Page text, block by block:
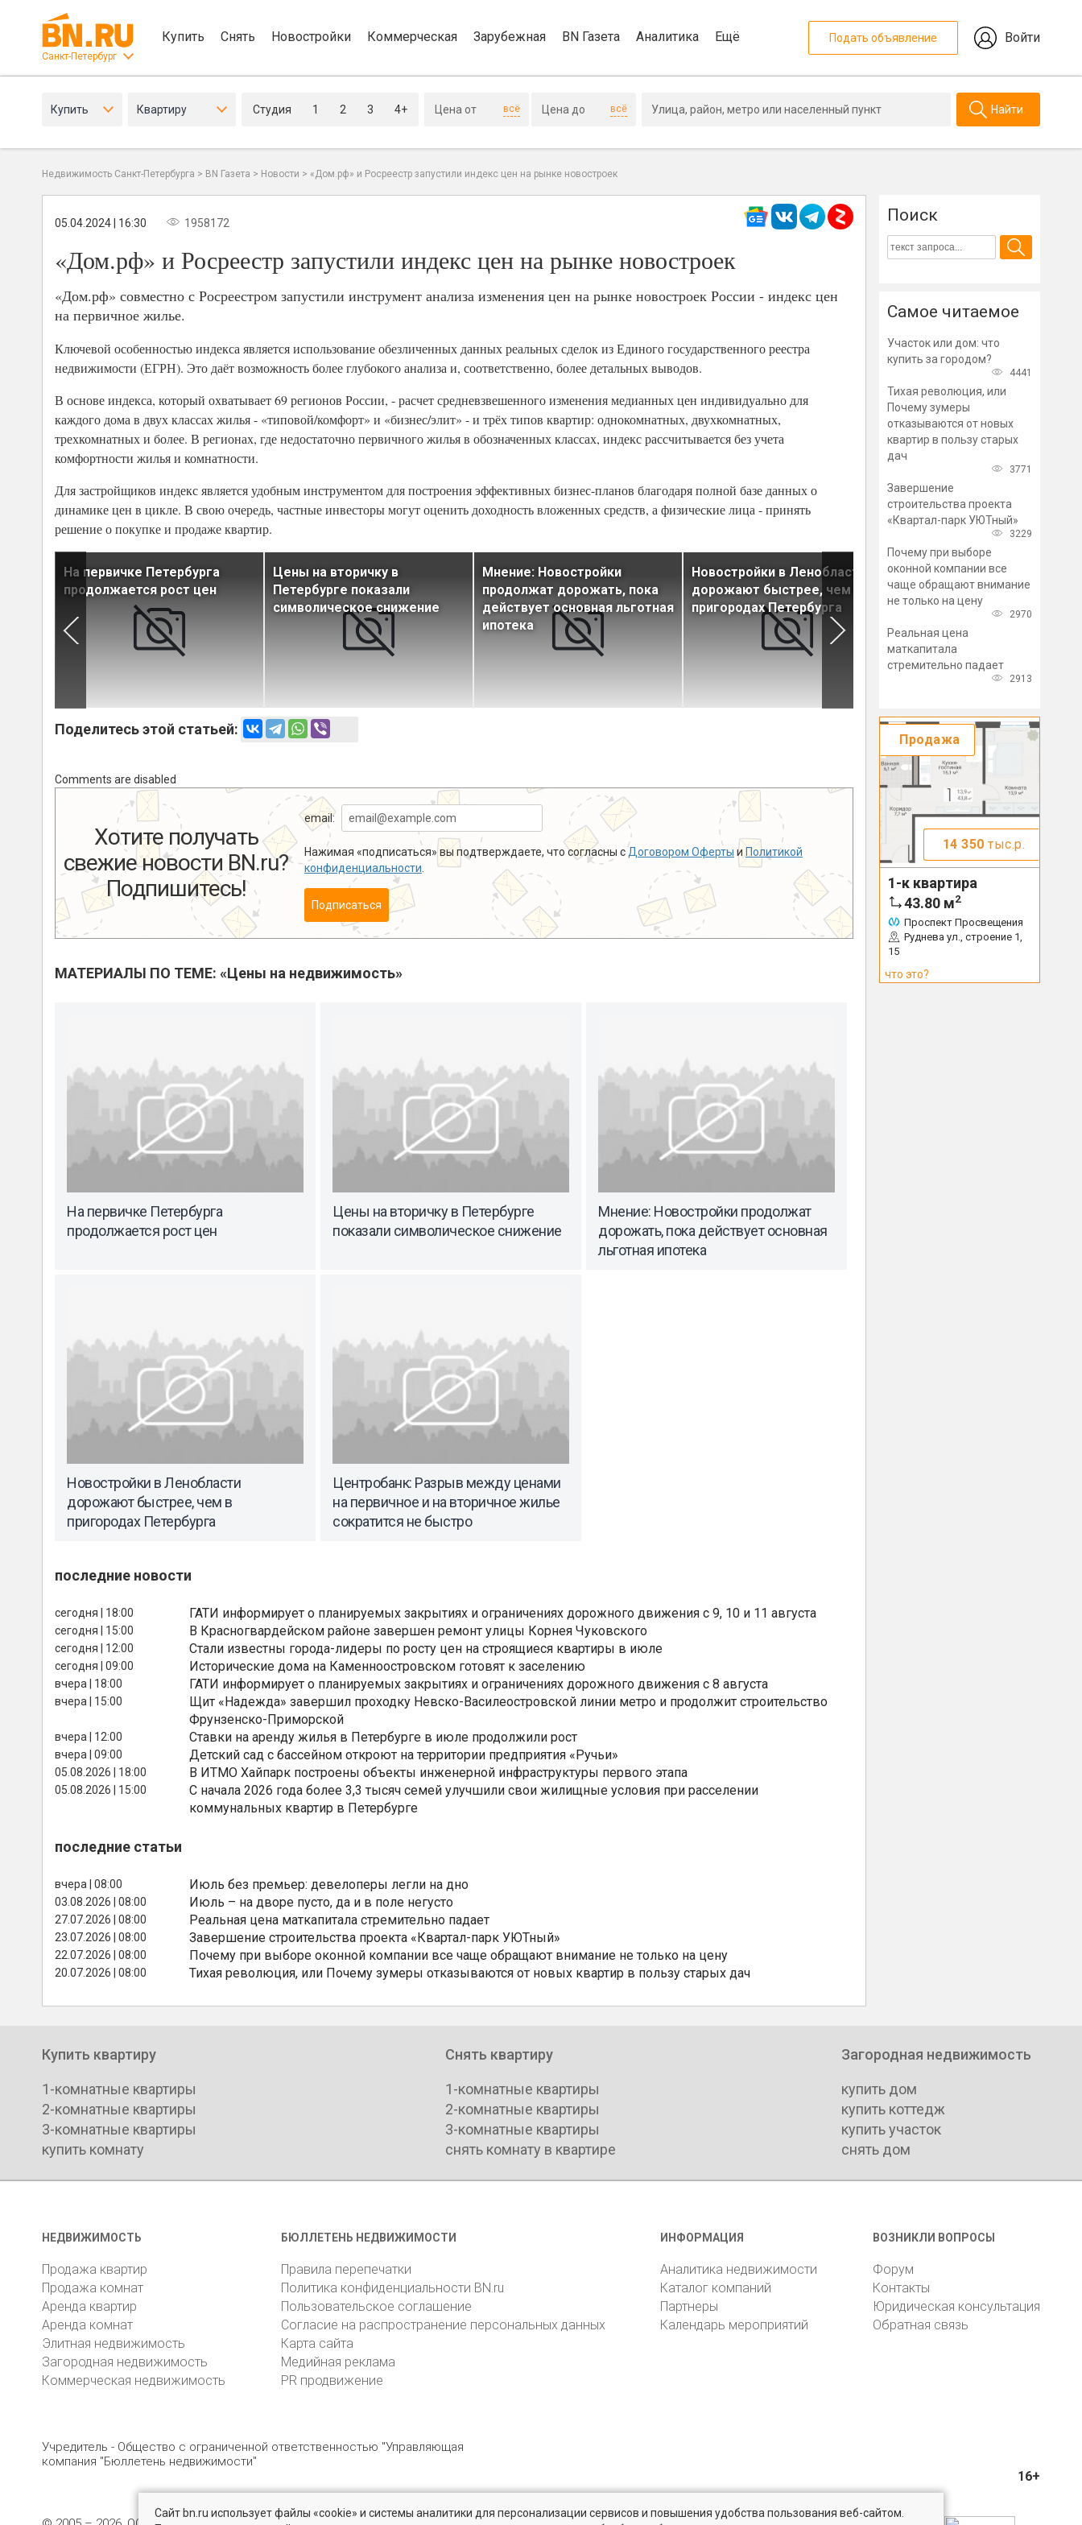
Санкт-Петербург
Купить Снять Новостройки Коммерческая Зарубежная BN Газета Аналитика Ещё Подать объявление Войти
Купить Квартиру Студия 1 2 3 4+ всё всё Найти
Недвижимость Санкт-Петербурга > BN Газета > Новости > «Дом.рф» и Росреестр запустили индекс цен на рынке новостроек
05.04.2024 | 16:30 1958172
«Дом.рф» и Росреестр запустили индекс цен на рынке новостроек
«Дом.рф» совместно с Росреестром запустили инструмент анализа изменения цен на рынке новостроек России - индекс цен
на первичное жилье.
Ключевой особенностью индекса является использование обезличенных данных реальных сделок из Единого государственного реестра
недвижимости (ЕГРН). Это даёт возможность более глубокого анализа и, соответственно, более детальных выводов.
В основе индекса, который охватывает 69 регионов России, - расчет средневзвешенного изменения медианных цен индивидуально для
каждого дома в двух классах жилья - «типовой/комфорт» и «бизнес/элит» - и трёх типов квартир: однокомнатных, двухкомнатных,
трехкомнатных и более. В регионах, где недостаточно первичного жилья в обозначенных классах, индекс рассчитывается без учета
комфортности жилья и комнатности.
Для застройщиков индекс является удобным инструментом для построения эффективных бизнес-планов благодаря полной базе данных о
динамике цен в цикле. В свою очередь, частные инвесторы могут оценить доходность вложенных средств, а физические лица - принять
решение о покупке и продаже квартир.
На первичке Петербурга
продолжается рост цен
Цены на вторичку в
Петербурге показали
символическое снижение
Мнение: Новостройки
продолжат дорожать, пока
действует основная льготная
ипотека
Новостройки в Ленобласти
дорожают быстрее, чем в
пригородах Петербурга
Центробанк: Разрыв между
ценами на первичное и на
вторичное жилье
Поделитесь этой статьей:
Comments are disabled
Хотите получать
свежие новости BN.ru?
Подпишитесь!
email:
Нажимая «подписаться» вы подтверждаете, что согласны с Договором Оферты и Политикой
конфиденциальности
Подписаться
МАТЕРИАЛЫ ПО ТЕМЕ: «Цены на недвижимость»
На первичке Петербурга
продолжается рост цен
Цены на вторичку в Петербурге
показали символическое снижение
Мнение: Новостройки продолжат
дорожать, пока действует основная
льготная ипотека
Новостройки в Ленобласти
дорожают быстрее, чем в
пригородах Петербурга
Центробанк: Разрыв между ценами
на первичное и на вторичное жилье
сократится не быстро
последние новости
сегодня | 18:00 ГАТИ информирует о планируемых закрытиях и ограничениях дорожного движения с 9, 10 и 11 августа
сегодня | 15:00 В Красногвардейском районе завершен ремонт улицы Корнея Чуковского
сегодня | 12:00 Стали известны города-лидеры по росту цен на строящиеся квартиры в июле
сегодня | 09:00 Исторические дома на Каменноостровском готовят к заселению
вчера | 18:00 ГАТИ информирует о планируемых закрытиях и ограничениях дорожного движения с 8 августа
вчера | 15:00
Щит «Надежда» завершил проходку Невско-Василеостровской линии метро и продолжит строительство
Фрунзенско-Приморской
вчера | 12:00 Ставки на аренду жилья в Петербурге в июле продолжили рост
вчера | 09:00 Детский сад с бассейном откроют на территории предприятия «Ручьи»
05.08.2026 | 18:00 В ИТМО Хайпарк построены объекты инженерной инфраструктуры первого этапа
05.08.2026 | 15:00
С начала 2026 года более 3,3 тысяч семей улучшили свои жилищные условия при расселении
коммунальных квартир в Петербурге
последние статьи
вчера | 08:00 Июль без премьер: девелоперы легли на дно
03.08.2026 | 08:00 Июль – на дворе пусто, да и в поле негусто
27.07.2026 | 08:00 Реальная цена маткапитала стремительно падает
23.07.2026 | 08:00 Завершение строительства проекта «Квартал-парк УЮТный»
22.07.2026 | 08:00 Почему при выборе оконной компании все чаще обращают внимание не только на цену
20.07.2026 | 08:00 Тихая революция, или Почему зумеры отказываются от новых квартир в пользу старых дач
Поиск
Самое читаемое
Участок или дом: что
купить за городом?
4441
Тихая революция, или
Почему зумеры
отказываются от новых
квартир в пользу старых
дач
3771
Завершение
строительства проекта
«Квартал-парк УЮТный»
3229
Почему при выборе
оконной компании все
чаще обращают внимание
не только на цену
2970
Реальная цена
маткапитала
стремительно падает
2913
Продажа
14 350 тыс.р.
1-к квартира
43.80 м2
Проспект Просвещения
Руднева ул., строение 1,
15
что это?
Купить квартиру
1-комнатные квартиры
2-комнатные квартиры
3-комнатные квартиры
купить комнату
Снять квартиру
1-комнатные квартиры
2-комнатные квартиры
3-комнатные квартиры
снять комнату в квартире
Загородная недвижимость
купить дом
купить коттедж
купить участок
снять дом
НЕДВИЖИМОСТЬ
Продажа квартир
Продажа комнат
Аренда квартир
Аренда комнат
Элитная недвижимость
Загородная недвижимость
Коммерческая недвижимость
БЮЛЛЕТЕНЬ НЕДВИЖИМОСТИ
Правила перепечатки
Политика конфиденциальности BN.ru
Пользовательское соглашение
Согласие на распространение персональных данных
Карта сайта
Медийная реклама
PR продвижение
ИНФОРМАЦИЯ
Аналитика недвижимости
Каталог компаний
Партнеры
Календарь мероприятий
ВОЗНИКЛИ ВОПРОСЫ
Форум
Контакты
Юридическая консультация
Обратная связь
Учредитель - Общество с ограниченной ответственностью "Управляющая
компания "Бюллетень недвижимости"
16+
Сайт bn.ru использует файлы «cookie» и системы аналитики для персонализации сервисов и повышения удобства пользования веб-сайтом.